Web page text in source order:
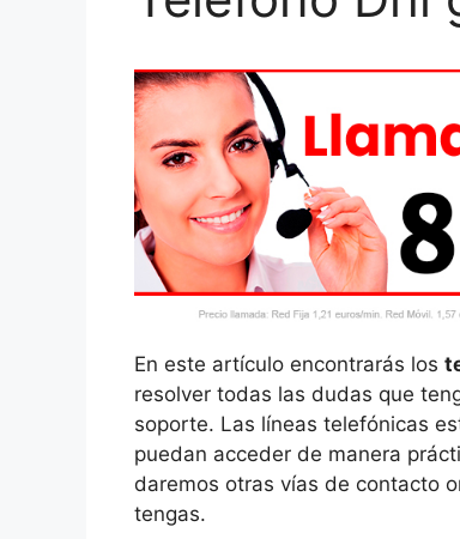
En este artículo encontrarás los
resolver todas las dudas que
soporte. Las líneas telefónicas
puedan acceder de manera
daremos otras vías de contacto
tengas.